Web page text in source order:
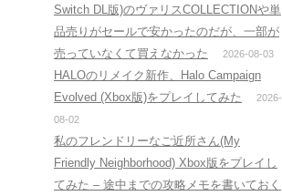
Switch DL版)のヴァリスCOLLECTIONや単
品売りがセールで安かったのだが、一部が
売っていなくて買えなかった
2026-08-03
HALOのリメイク新作、Halo Campaign
Evolved (Xbox版)をプレイしてみた
2026-
08-02
私のフレンドリーなご近所さん(My
Friendly Neighborhood) Xbox版をプレイし
てみた – 途中までの攻略メモを書いておく